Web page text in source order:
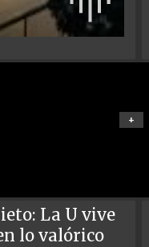
+
La U vive
lo valórico